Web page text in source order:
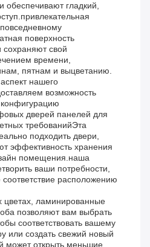
обеспечивают гладкий,
поверхность
сохраняют свой
времени,
пятнам и выцветанию.
нашего
возможность
дверей панелей для
требованийЭта
подходить двери,
эффективность хранения
помещения.наша
ваши потребности,
расположению
цветах, ламинированные
позволяют вам выбрать
соответствовать вашему
или создать свежий новый
может открыть меньшие